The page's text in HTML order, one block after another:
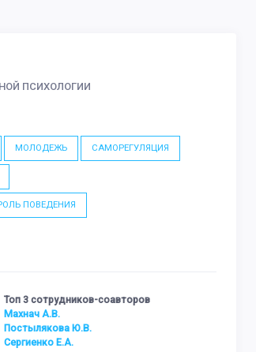
ПСИХОЛОГИИ
МОЛОДЕЖЬ САМОРЕГУЛЯЦИЯ
ПОВЕДЕНИЯ
Топ 3 сотрудников-соавторов
Махнач А.В.
Постылякова Ю.В.
Сергиенко Е.А.